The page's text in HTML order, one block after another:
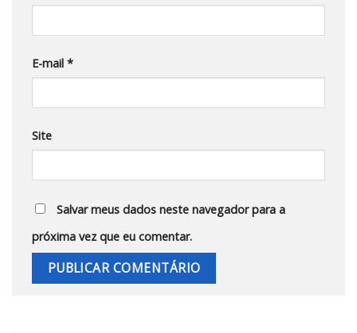
E-mail *
Site
Salvar meus dados neste navegador para a
próxima vez que eu comentar.